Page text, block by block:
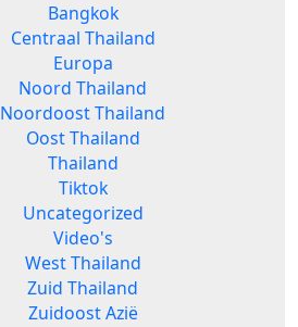
Bangkok
Centraal Thailand
Europa
Noord Thailand
Noordoost Thailand
Oost Thailand
Thailand
Tiktok
Uncategorized
Video's
West Thailand
Zuid Thailand
Zuidoost Azië